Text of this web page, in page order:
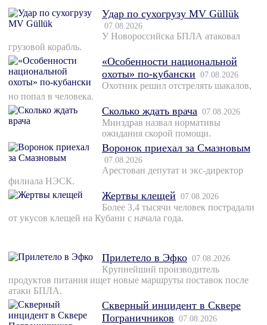
Удар по сухогрузу MV Güllük
07.08.2026
У Новороссийска БПЛА атаковал
грузовой корабль.
«Особенности национальной
охоты» по-кубански 07.08.2026
Охотник решил отстрелять шакалов,
но попал в человека.
Сколько ждать врача 07.08.2026
Минздрав назвал нормативы
ожидания скорой помощи.
Воронок приехал за Смазновым
07.08.2026
Арестован депутат и экс-директор
филиала НЭСК.
Жертвы клещей 07.08.2026
Более 3,4 тысячи человек пострадали
от укусов клещей на Кубани с начала года.
Прилетело в Эфко 07.08.2026
Крупнейший производитель
продуктов питания ищет новые маршруты поставок после
атаки БПЛА.
Скверный инцидент в Сквере
Пограничников 07.08.2026